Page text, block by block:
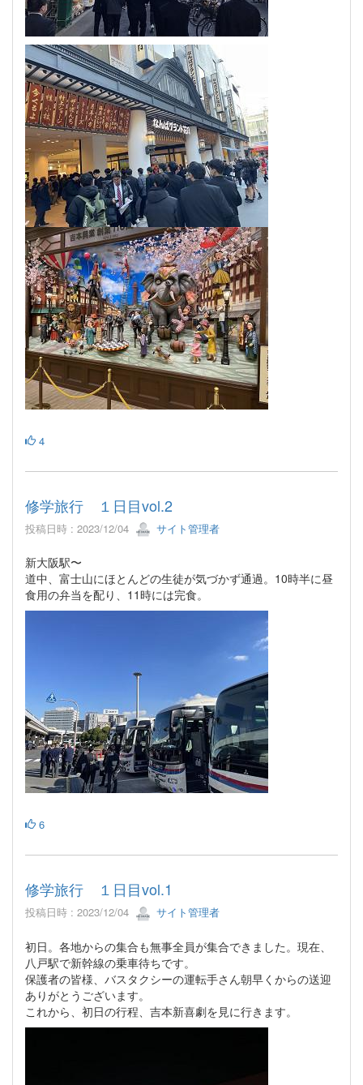
4
修学旅行 １日目vol.2
投稿日時 : 2023/12/04 サイト管理者
新大阪駅〜
道中、富士山にほとんどの生徒が気づかず通過。10時半に昼
食用の弁当を配り、11時には完食。
6
修学旅行 １日目vol.1
投稿日時 : 2023/12/04 サイト管理者
初日。各地からの集合も無事全員が集合できました。現在、
八戸駅で新幹線の乗車待ちです。
保護者の皆様、バスタクシーの運転手さん朝早くからの送迎
ありがとうございます。
これから、初日の行程、吉本新喜劇を見に行きます。